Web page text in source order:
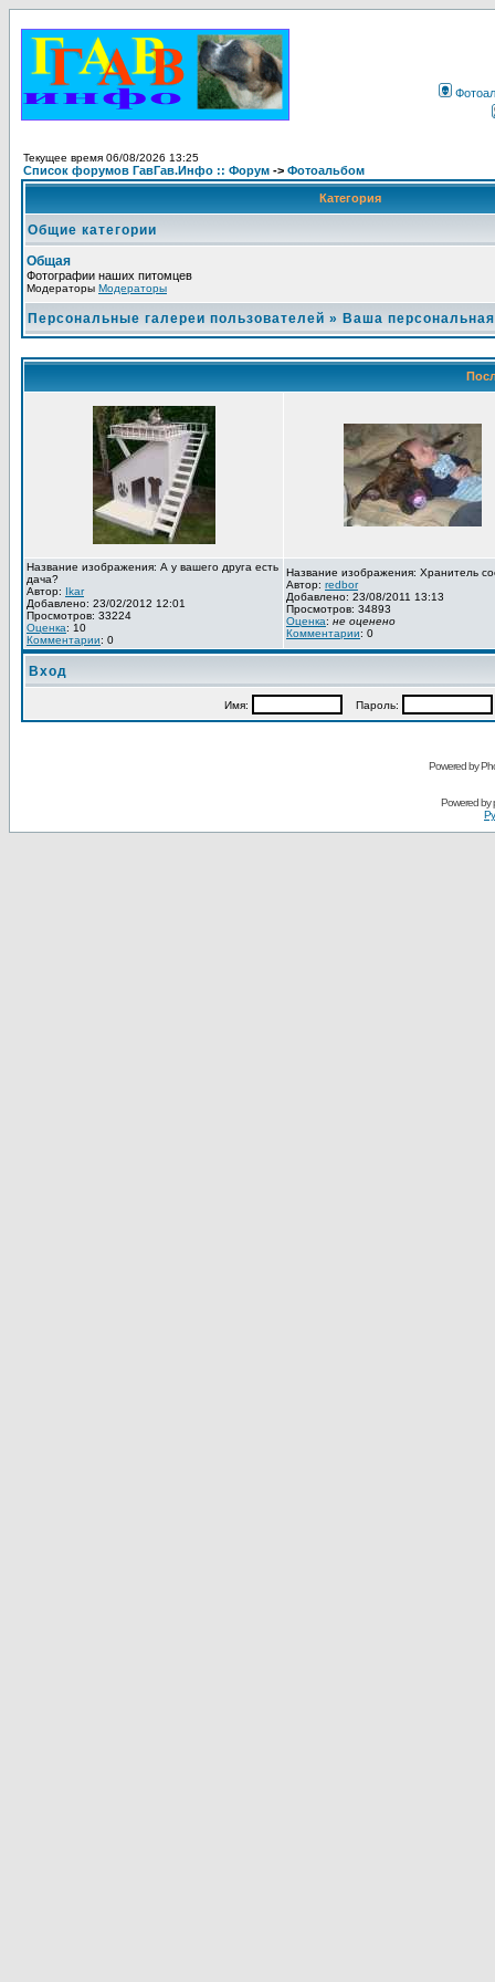
Текущее время 06/08/2026 13:25
Список форумов ГавГав.Инфо :: Форум -> Фотоальбом
Категория
Общие категории
Общая
Фотографии наших питомцев
Модераторы Модераторы
Персональные галереи пользователей » Ваша
Название изображения: А у вашего друга есть
дача?
Автор: Ikar
Добавлено: 23/02/2012 12:01
Просмотров: 33224
Оценка: 10
Комментарии: 0
Название изображения: Хранитель
Автор: redbor
Добавлено: 23/08/2011 13:13
Просмотров: 34893
Оценка: не оценено
Комментарии: 0
Вход
Имя: Пароль:
Powered by
Powered by